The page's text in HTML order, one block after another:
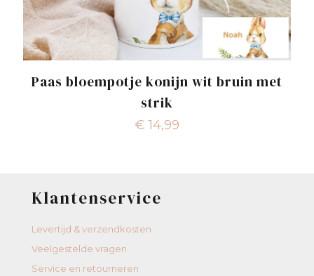
Paas bloempotje konijn wit bruin met
strik
€ 14,99
Klantenservice
Levertijd & verzendkosten
Veelgestelde vragen
Service en retourneren